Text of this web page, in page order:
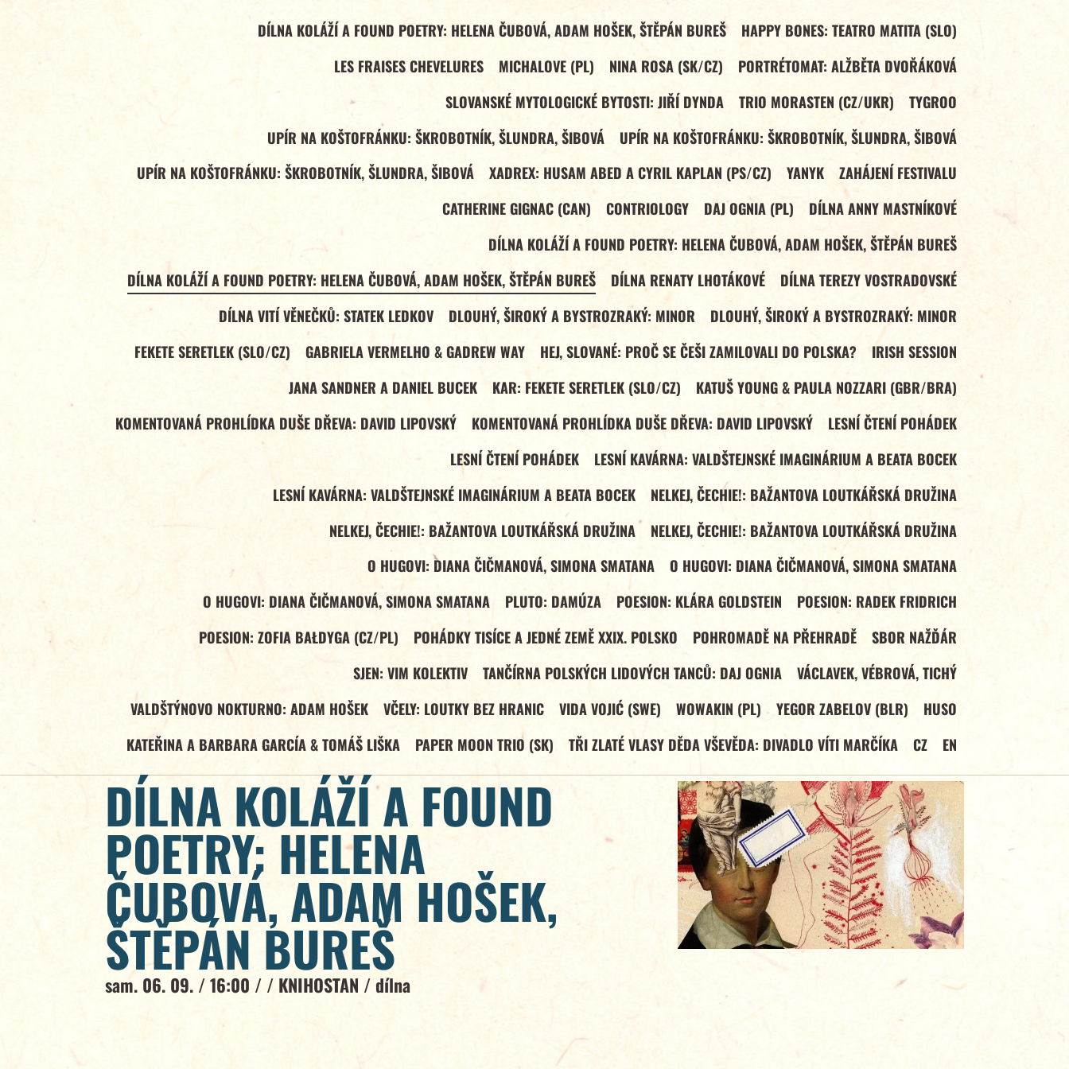
DÍLNA KOLÁŽÍ A FOUND POETRY: HELENA ČUBOVÁ, ADAM HOŠEK, ŠTĚPÁN BUREŠ
HAPPY BONES: TEATRO MATITA (SLO)
LES FRAISES CHEVELURES
MICHALOVE (PL) NINA ROSA (SK/CZ)
PORTRÉTOMAT: ALŽBĚTA DVOŘÁKOVÁ
SLOVANSKÉ MYTOLOGICKÉ BYTOSTI: JIŘÍ DYNDA
TRIO MORASTEN (CZ/UKR)
TYGROO
UPÍR NA KOŠTOFRÁNKU: ŠKROBOTNÍK, ŠLUNDRA, ŠIBOVÁ
UPÍR NA KOŠTOFRÁNKU: ŠKROBOTNÍK, ŠLUNDRA, ŠIBOVÁ
UPÍR NA KOŠTOFRÁNKU: ŠKROBOTNÍK, ŠLUNDRA, ŠIBOVÁ
XADREX: HUSAM ABED A CYRIL KAPLAN (PS/CZ) YANYK
ZAHÁJENÍ FESTIVALU
CATHERINE GIGNAC (CAN)
CONTRIOLOGY DAJ OGNIA (PL)
DÍLNA ANNY MASTNÍKOVÉ
DÍLNA KOLÁŽÍ A FOUND POETRY: HELENA ČUBOVÁ, ADAM HOŠEK, ŠTĚPÁN BUREŠ
DÍLNA KOLÁŽÍ A FOUND POETRY: HELENA ČUBOVÁ, ADAM HOŠEK, ŠTĚPÁN BUREŠ
DÍLNA RENATY LHOTÁKOVÉ
DÍLNA TEREZY VOSTRADOVSKÉ
DÍLNA VITÍ VĚNEČKŮ: STATEK LEDKOV
DLOUHÝ, ŠIROKÝ A BYSTROZRAKÝ: MINOR
DLOUHÝ, ŠIROKÝ A BYSTROZRAKÝ: MINOR
FEKETE SERETLEK (SLO/CZ)
GABRIELA VERMELHO & GADREW WAY HEJ, SLOVANÉ: PROČ SE ČEŠI ZAMILOVALI DO POLSKA?
IRISH SESSION
JANA SANDNER A DANIEL BUCEK
KAR: FEKETE SERETLEK (SLO/CZ)
KATUŠ YOUNG & PAULA NOZZARI (GBR/BRA)
KOMENTOVANÁ PROHLÍDKA DUŠE DŘEVA: DAVID LIPOVSKÝ
KOMENTOVANÁ PROHLÍDKA DUŠE DŘEVA: DAVID LIPOVSKÝ
LESNÍ ČTENÍ POHÁDEK
LESNÍ ČTENÍ POHÁDEK
LESNÍ KAVÁRNA: VALDŠTEJNSKÉ IMAGINÁRIUM A BEATA BOCEK
LESNÍ KAVÁRNA: VALDŠTEJNSKÉ IMAGINÁRIUM A BEATA BOCEK
NELKEJ, ČECHIE!: BAŽANTOVA LOUTKÁŘSKÁ DRUŽINA
NELKEJ, ČECHIE!: BAŽANTOVA LOUTKÁŘSKÁ DRUŽINA
NELKEJ, ČECHIE!: BAŽANTOVA LOUTKÁŘSKÁ DRUŽINA
O HUGOVI: DIANA ČIČMANOVÁ, SIMONA SMATANA
O HUGOVI: DIANA ČIČMANOVÁ, SIMONA SMATANA
O HUGOVI: DIANA ČIČMANOVÁ, SIMONA SMATANA
PLUTO: DAMÚZA POESION: KLÁRA GOLDSTEIN
POESION: RADEK FRIDRICH
POESION: ZOFIA BAŁDYGA (CZ/PL)
POHÁDKY TISÍCE A JEDNÉ ZEMĚ XXIX. POLSKO POHROMADĚ NA PŘEHRADĚ
SBOR NAŽĎÁR
SJEN: VIM KOLEKTIV
TANČÍRNA POLSKÝCH LIDOVÝCH TANCŮ: DAJ OGNIA
VÁCLAVEK, VÉBROVÁ, TICHÝ
VALDŠTÝNOVO NOKTURNO: ADAM HOŠEK
VČELY: LOUTKY BEZ HRANIC VIDA VOJIĆ (SWE) WOWAKIN (PL) YEGOR ZABELOV (BLR)
HUSO
KATEŘINA A BARBARA GARCÍA & TOMÁŠ LIŠKA
PAPER MOON TRIO (SK) TŘI ZLATÉ VLASY DĚDA VŠEVĚDA: DIVADLO VÍTI MARČÍKA CZ EN
DÍLNA KOLÁŽÍ A FOUND
POETRY: HELENA
ČUBOVÁ, ADAM HOŠEK,
ŠTĚPÁN BUREŠ
sam. 06. 09. / 16:00 / / KNIHOSTAN / dílna